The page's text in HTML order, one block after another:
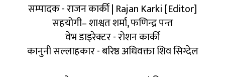
सम्पादक - राजन कार्की | Rajan Karki [Editor]
सहयोगी– शाश्वत शर्मा, फणिन्द्र पन्त
वेभ डाइरेक्टर - रोशन कार्की
कानुनी सल्लाहकार - बरिष्ठ अधिवक्ता शिव सिग्देल